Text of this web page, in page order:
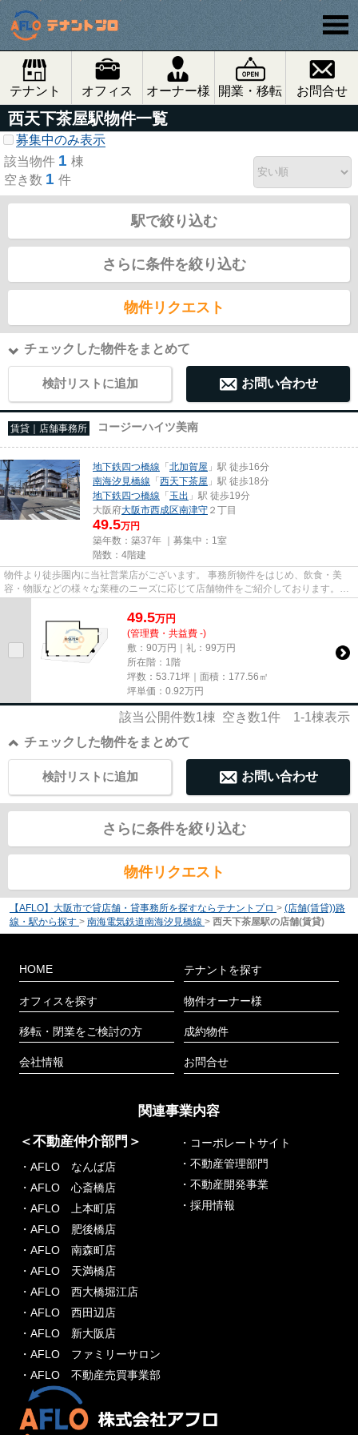
テナント オフィス オーナー様 開業・移転 お問合せ
西天下茶屋駅物件一覧
募集中のみ表示
該当物件 1 棟
空き数 1 件
駅で絞り込む
さらに条件を絞り込む
物件リクエスト
チェックした物件をまとめて
検討リストに追加 お問い合わせ
賃貸｜店舗事務所 コージーハイツ美南
地下鉄四つ橋線 「北加賀屋 」駅 徒歩16分
南海汐見橋線 「西天下茶屋 」駅 徒歩18分
地下鉄四つ橋線 「玉出 」駅 徒歩19分
大阪府大阪市西成区南津守 ２丁目
49.5万円
築年数：築37年 ｜募集中： 1室
階数：4階建
物件より徒歩圏内に当社営業店がございます。 事務所物件をはじめ、飲食・美
容・物販などの様々な業種のニーズに応じて店舗物件をご紹介しております。
尚、弊社ではおとり広告は一切...
49.5万円
(管理費・共益費 -)
敷：90万円｜礼：99万円
所在階：1階
坪数：53.71坪｜面積：177.56㎡
坪単価： 0.92万円
該当公開件数1棟 空き数1件 1-1棟表示
チェックした物件をまとめて
お問い合わせ
検討リストに追加
さらに条件を絞り込む
物件リクエスト
【AFLO】大阪市で貸店舗・貸事務所を探すならテナントプロ > (店舗(賃貸))路
線・駅から探す > 南海電気鉄道南海汐見橋線 > 西天下茶屋駅の店舗(賃貸)
HOME
オフィスを探す
移転・閉業をご検討の方
会社情報
テナントを探す
物件オーナー様
成約物件
お問合せ
関連事業内容
＜不動産仲介部門＞
・AFLO なんば店
・AFLO 心斎橋店
・AFLO 上本町店
・AFLO 肥後橋店
・AFLO 南森町店
・AFLO 天満橋店
・AFLO 西大橋堀江店
・AFLO 西田辺店
・AFLO 新大阪店
・AFLO ファミリーサロン
・AFLO 不動産売買事業部
・コーポレートサイト
・不動産管理部門
・不動産開発事業
・採用情報